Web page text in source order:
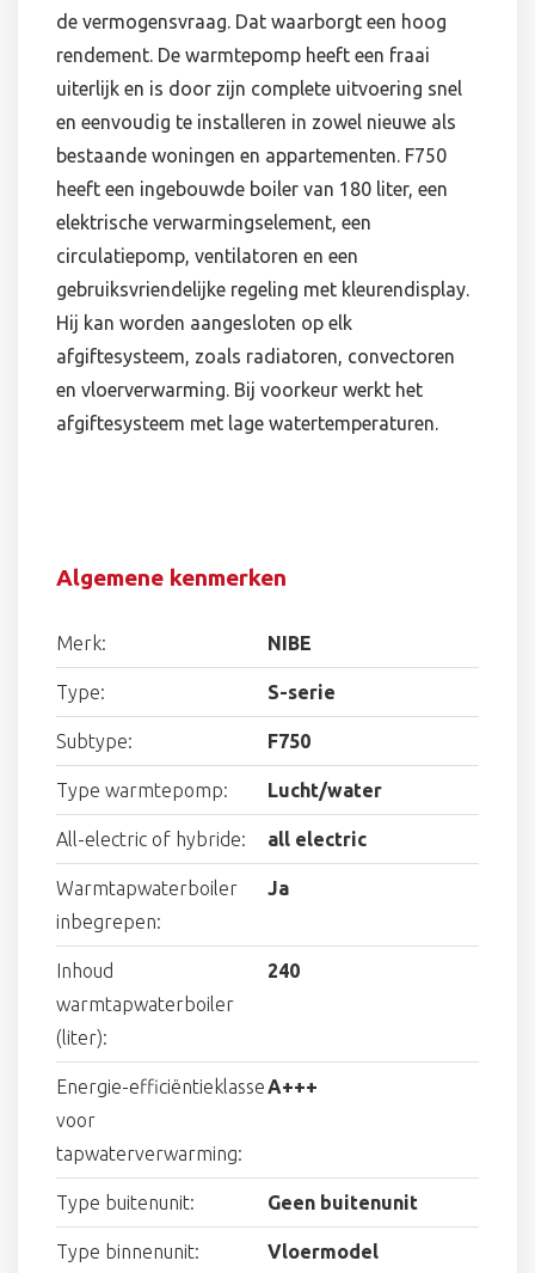
de vermogensvraag. Dat waarborgt een hoog
rendement. De warmtepomp heeft een fraai
uiterlijk en is door zijn complete uitvoering snel
en eenvoudig te installeren in zowel nieuwe als
bestaande woningen en appartementen. F750
heeft een ingebouwde boiler van 180 liter, een
elektrische verwarmingselement, een
circulatiepomp, ventilatoren en een
gebruiksvriendelijke regeling met kleurendisplay.
Hij kan worden aangesloten op elk
afgiftesysteem, zoals radiatoren, convectoren
en vloerverwarming. Bij voorkeur werkt het
afgiftesysteem met lage watertemperaturen.
Algemene kenmerken
Merk: NIBE
Type: S-serie
Subtype: F750
Type warmtepomp: Lucht/water
All-electric of hybride: all electric
Warmtapwaterboiler
inbegrepen:
Ja
Inhoud
warmtapwaterboiler
(liter):
240
Energie-efficiëntieklasse
voor
tapwaterverwarming:
A+++
Type buitenunit: Geen buitenunit
Type binnenunit: Vloermodel